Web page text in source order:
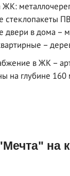
ЖК:
стеклопакеты
двери в дома –
–
в ЖК –
на глубине
на